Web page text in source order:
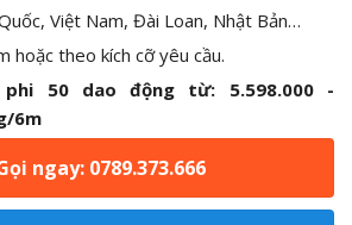
Việt Nam, Đài Loan, Nhật Bản…
hoặc theo kích cỡ yêu cầu.
50 dao động từ: 5.598.000 -
6m
ngay: 0789.373.666